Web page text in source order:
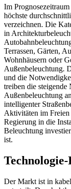
Im
höchste
verzeichnen. Die
in
Terrassen, Gärten,
Wohnhäusern oder
Außenbeleuchtung.
und die
treiben die steigende
Außenbeleuchtung
intelligenter
Aktivitäten im Freien
Regierung in die
Beleuchtung
ist.
Der Markt ist in